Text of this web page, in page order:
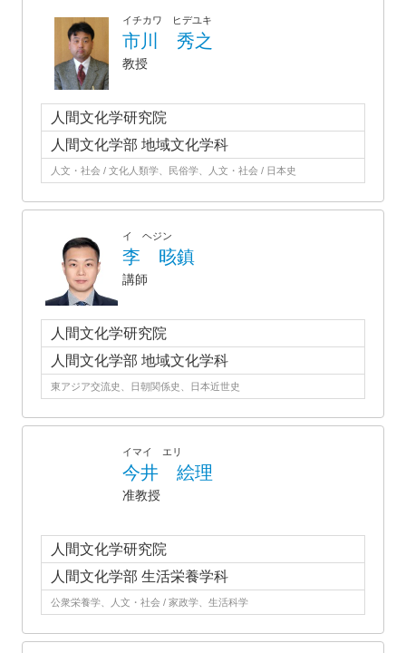
イチカワ ヒデユキ
市川 秀之
教授
人間文化学研究院
人間文化学部 地域文化学科
人文・社会 / 文化人類学、民俗学、人文・社会 / 日本史
イ ヘジン
李 晐鎮
講師
人間文化学研究院
人間文化学部 地域文化学科
東アジア交流史、日朝関係史、日本近世史
イマイ エリ
今井 絵理
准教授
人間文化学研究院
人間文化学部 生活栄養学科
公衆栄養学、人文・社会 / 家政学、生活科学